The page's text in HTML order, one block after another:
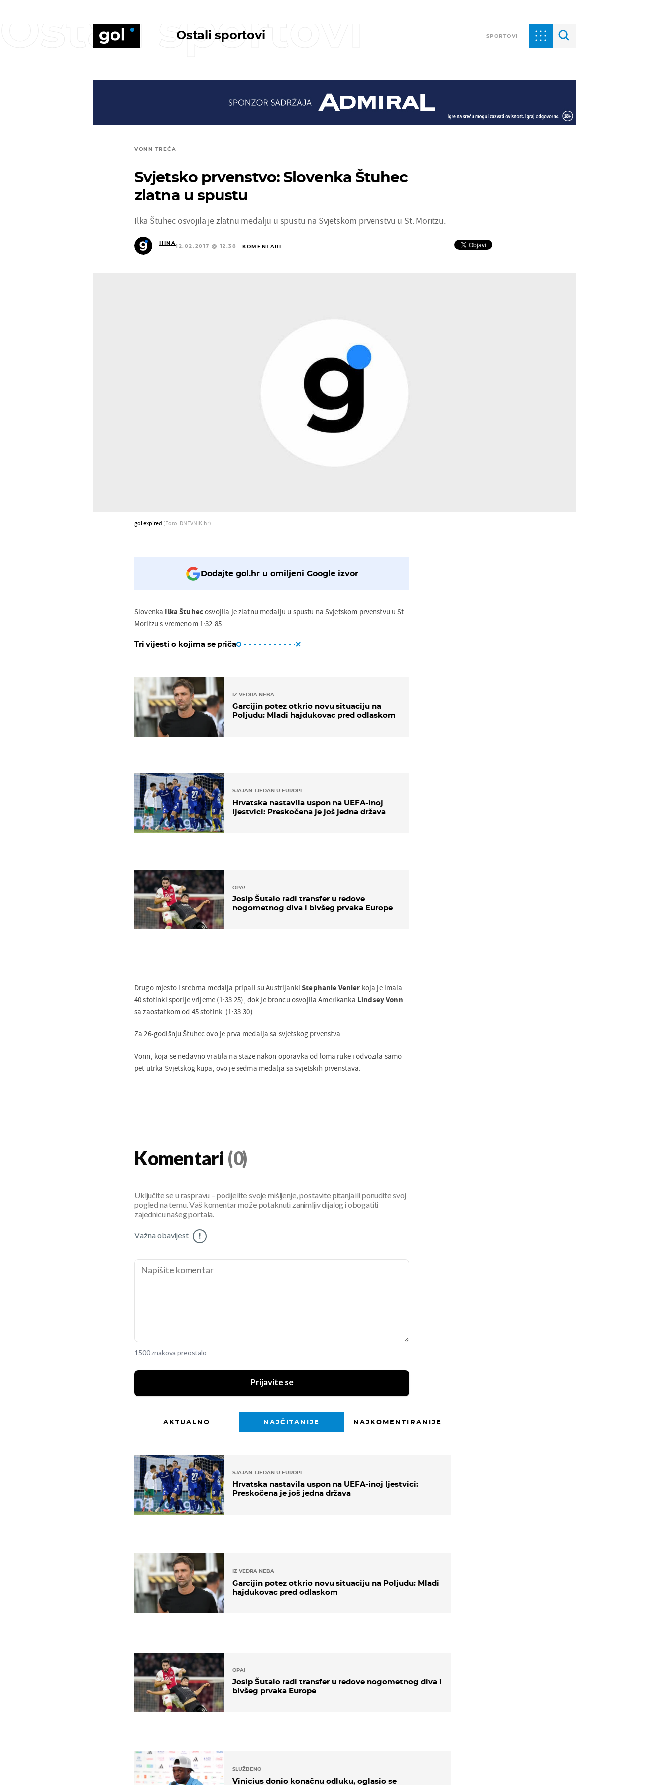
Ostali sportovi SPORTOVI
Ostali sportovi
VONN TREĆA
Svjetsko prvenstvo: Slovenka Štuhec
zlatna u spustu
Ilka Štuhec osvojila je zlatnu medalju u spustu na Svjetskom prvenstvu u St. Moritzu.
HINA
12.02.2017 @ 12:38 KOMENTARI
gol expired (Foto: DNEVNIK.hr)
Dodajte gol.hr u omiljeni Google izvor
Slovenka Ilka Štuhecosvojila je zlatnu medalju u spustu na Svjetskom prvenstvu u St.
Moritzu s vremenom 1:32.85.
Tri vijesti o kojima se priča
IZ VEDRA NEBA
Garcijin potez otkrio novu situaciju na
Poljudu: Mladi hajdukovac pred odlaskom
SJAJAN TJEDAN U EUROPI
Hrvatska nastavila uspon na UEFA-inoj
ljestvici: Preskočena je još jedna država
OPA!
Josip Šutalo radi transfer u redove
nogometnog diva i bivšeg prvaka Europe
Drugo mjesto i srebrna medalja pripali su AustrijankiStephanie Venier koja je imala
40 stotinki sporije vrijeme (1:33.25), dok je broncu osvojila Amerikanka Lindsey Vonn
sa zaostatkom od 45 stotinki (1:33.30).
Za 26-godišnju Štuhec ovo je prva medalja sa svjetskog prvenstva.
Vonn, koja se nedavno vratila na staze nakon oporavka od loma ruke i odvozila samo
pet utrka Svjetskog kupa, ovo je sedma medalja sa svjetskih prvenstava.
Komentari (0)
Uključite se u raspravu – podijelite svoje mišljenje, postavite pitanja ili ponudite svoj
pogled na temu. Vaš komentar može potaknuti zanimljiv dijalog i obogatiti
zajednicu našeg portala.
Važna obavijest !
1500 znakova preostalo
Prijavite se
AKTUALNO NAJČITANIJE NAJKOMENTIRANIJE
SJAJAN TJEDAN U EUROPI
Hrvatska nastavila uspon na UEFA-inoj ljestvici:
Preskočena je još jedna država
IZ VEDRA NEBA
Garcijin potez otkrio novu situaciju na Poljudu: Mladi
hajdukovac pred odlaskom
OPA!
Josip Šutalo radi transfer u redove nogometnog diva i
bivšeg prvaka Europe
SLUŽBENO
Vinicius donio konačnu odluku, oglasio se